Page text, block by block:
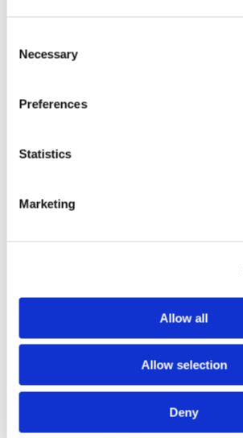
Selection
Necessary
Preferences
Statistics
Marketing
Allow all
Allow selection
Deny